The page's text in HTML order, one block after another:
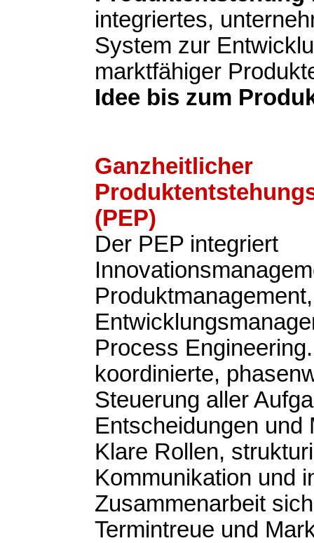
integriertes,
System zur
marktfähiger
Idee bis zum
Ganzheitlicher
(PEP)
Der PEP integriert
Produktmanagement,
Process
koordinierte,
Steuerung aller
Entscheidungen und
Klare Rollen,
Kommunikation und
Zusammenarbeit
Termintreue und